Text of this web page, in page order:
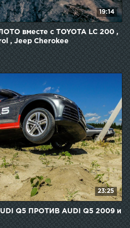
19:14
вместе с TOYOTA LC 200 ,
, Jeep Cherokee
23:25
Q5 ПРОТИВ AUDI Q5 2009 и